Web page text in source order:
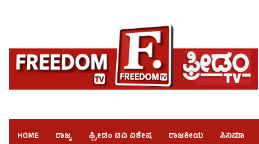
HOME ರಾಜ್ಯ ಫ್ರೀಡಂ ಟಿವಿ ವಿಶೇಷ ರಾಜಕೀಯ ಸಿನಿಮಾ